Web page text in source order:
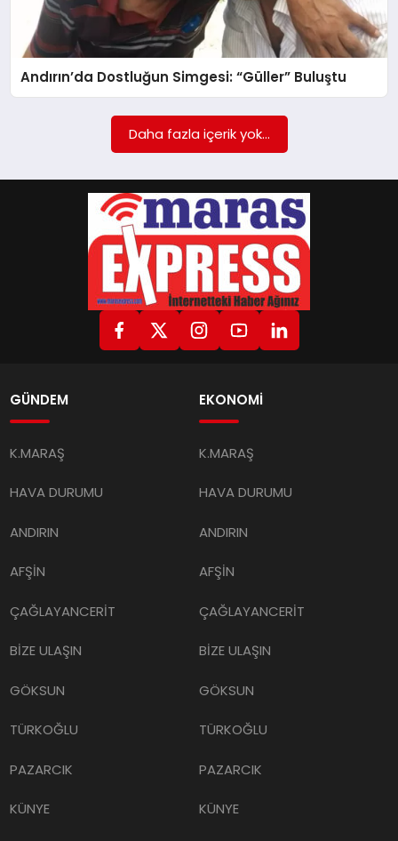
GÖKSUN
TÜRKOĞLU
Andırın’da Dostluğun Simgesi: “Güller” Buluştu
Daha fazla içerik yok...
GÜNDEM
K.MARAŞ
HAVA DURUMU
ANDIRIN
AFŞİN
ÇAĞLAYANCERİT
BİZE ULAŞIN
GÖKSUN
TÜRKOĞLU
PAZARCIK
KÜNYE
EKONOMİ
K.MARAŞ
HAVA DURUMU
ANDIRIN
AFŞİN
ÇAĞLAYANCERİT
BİZE ULAŞIN
GÖKSUN
TÜRKOĞLU
PAZARCIK
KÜNYE